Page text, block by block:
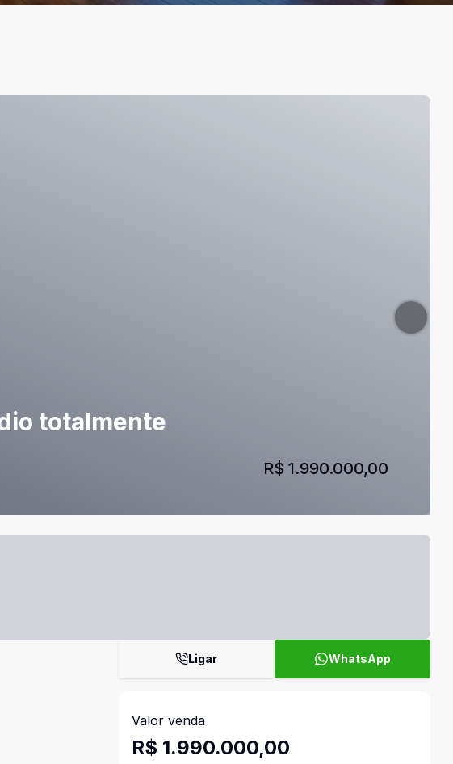
totalmente
R$ 1.990.000,00
Ligar WhatsApp
Valor venda
R$ 1.990.000,00